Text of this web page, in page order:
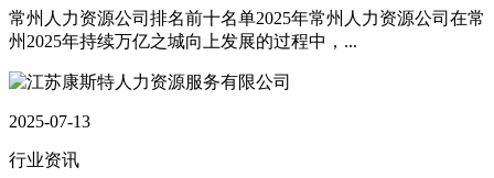
常州人力资源公司排名前十名单2025年常州人力资源公司在常
州2025年持续万亿之城向上发展的过程中，...
2025-07-13
行业资讯